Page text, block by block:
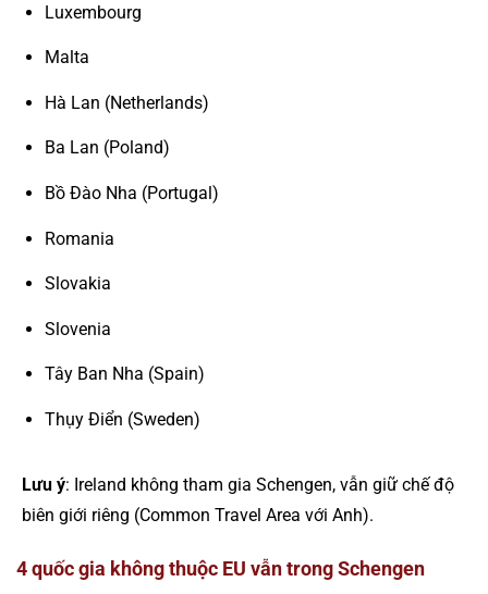
Luxembourg
Malta
Hà Lan (Netherlands)
Ba Lan (Poland)
Bồ Đào Nha (Portugal)
Romania
Slovakia
Slovenia
Tây Ban Nha (Spain)
Thụy Điển (Sweden)
Lưu ý: Ireland không tham gia Schengen, vẫn giữ chế độ
biên giới riêng (Common Travel Area với Anh).
4 quốc gia không thuộc EU vẫn trong Schengen